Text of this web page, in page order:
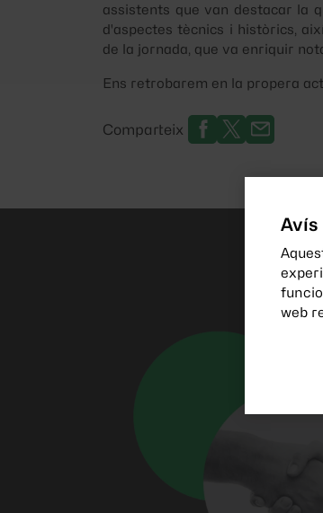
assistents que van destacar la
d'aspectes tècnics i històrics,
de la jornada, que va enriquir
Ens retrobarem en la propera
Comparteix
Avís
web